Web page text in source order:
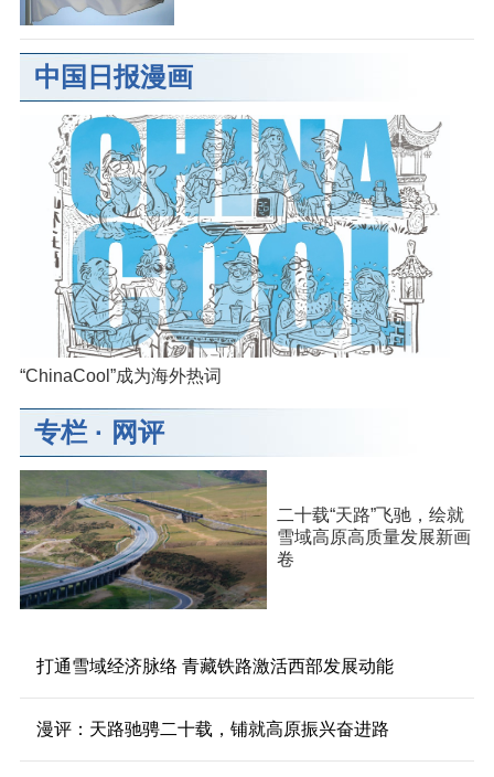
中国日报漫画
“ChinaCool”成为海外热词
专栏· 网评
二十载“天路”飞驰，绘就
雪域高原高质量发展新画
卷
打通雪域经济脉络 青藏铁路激活西部发展动能
漫评：天路驰骋二十载，铺就高原振兴奋进路